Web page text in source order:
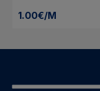
1.00€/M